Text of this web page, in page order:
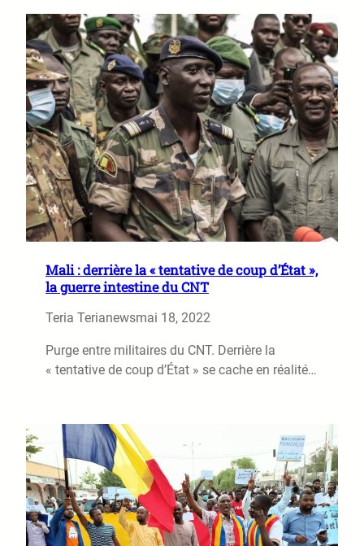
Mali : derrière la « tentative de coup d’État »,
la guerre intestine du CNT
Teria Terianewsmai 18, 2022
Purge entre militaires du CNT. Derrière la
« tentative de coup d’État » se cache en réalité…